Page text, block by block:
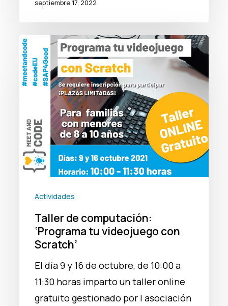
septiembre 17, 2022
Taller
de
computación:
‘Programa
videojuego
con
Scratch’
Actividades
Taller de computación:
‘Programa tu videojuego con
Scratch’
El día 9 y 16 de octubre, de 10:00 a
11:30 horas imparto un taller online
gratuito gestionado por l asociación